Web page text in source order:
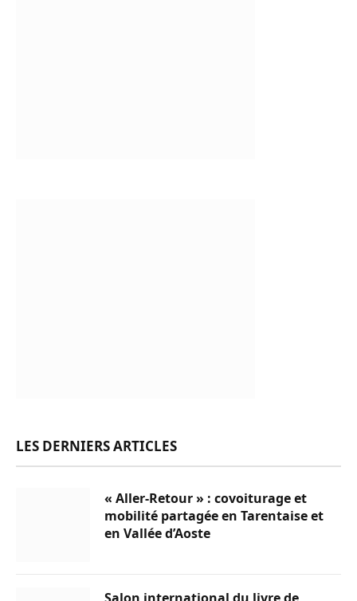
LES DERNIERS ARTICLES
« Aller-Retour » : covoiturage et
mobilité partagée en Tarentaise et
en Vallée d’Aoste